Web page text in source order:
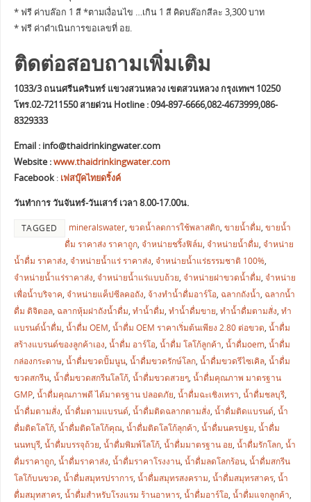
* ฟรี ค่าบล๊อก 1 สี *ตามเงื่อนไข …เกิน 1 สี คิดบล๊อกสีละ 3,300 บาท
* ฟรี ค่าดำเนินการขอเลขที่ อย.
ติดต่อสอบถามเพิ่มเติม
1033/3 ถนนศรีนครินทร์ แขวงสวนหลวง เขตสวนหลวง กรุงเทพฯ 10250
โทร.02-7211550 สายด่วน Hotline : 094-897-6666,082-4673999,086-
8329333
Email : info@thaidrinkingwater.com
Website :www.thaidrinkingwater.com
Facebook: เฟสบุ๊คไทยดริ้งค์
วันทำการ วันจันทร์-วันเสาร์ เวลา 8.00-17.00น.
TAGGED mineralswater, ขวดน้ำลดการใช้พลาสติก, ขายน้ำดื่ม, ขายน้ำ
ดื่ม ราคาส่ง ราคาถูก, จำหน่ายชริ้งฟิล์ม, จำหน่ายน้ำดื่ม, จำหน่าย
น้ำดื่ม ราคาส่ง, จำหน่ายน้ำแร่ ราคาส่ง, จำหน่ายน้ำแร่ธรรมชาติ 100%,
จำหน่ายน้ำแร่ราคาส่ง, จำหน่ายน้ำแร่แบบถ้วย, จำหน่ายฝาขวดน้ำดื่ม, จำหน่าย
เพื่อน้ำบริจาค, จำหน่ายแค็ปซีลคอถัง, จ้างทำน้ำดื่มอาร์โอ, ฉลากถังน้ำ, ฉลากน้ำ
ดื่ม ดิจิตอล, ฉลากหุ้มฝาถังน้ำดื่ม, ทำน้ำดื่ม, ทำน้ำดื่มขาย, ทำน้ำดื่มตามสั่ง, ทำ
แบรนด์น้ำดื่ม, น้ำดื่ม OEM, น้ำดื่ม OEM ราคาเริ่มต้นเพียง 2.80 ต่อขวด, น้ำดื่ม
สร้างแบรนด์ของลูกค้าเอง, น้ำดื่ม อาร์โอ, น้ำดื่ม โลโก้ลูกค้า, น้ำดื่มoem, น้ำดื่ม
กล่องกระดาษ, น้ำดื่มขวดปั้มนูน, น้ำดื่มขวดรักษ์โลก, น้ำดื่มขวดรีไซเคิล, น้ำดื่ม
ขวดสกรีน, น้ำดื่มขวดสกรีนโลโก้, น้ำดื่มขวดสวยๆ, น้ำดื่มคุณภาพ มาตรฐาน
GMP, น้ำดื่มคุณภาพดี ได้มาตรฐาน ปลอดภัย, น้ำดื่มฉะเชิงเทรา, น้ำดื่มชลบุรี,
น้ำดื่มตามสั่ง, น้ำดื่มตามแบรนด์, น้ำดื่มติดฉลากตามสั่ง, น้ำดื่มติดแบรนด์, น้ำ
ดื่มติดโลโก้, น้ำดื่มติดโลโก้คุณ, น้ำดื่มติดโลโก้ลุกค้า, น้ำดื่มนครปฐม, น้ำดื่ม
นนทบุรี, น้ำดื่มบรรจุถ้วย, น้ำดื่มพิมพ์โลโก้, น้ำดื่มมาตรฐาน อย, น้ำดื่มรักโลก, น้ำ
ดื่มราคาถูก, น้ำดื่มราคาส่ง, น้ำดื่มราคาโรงงาน, น้ำดื่มลดโลกร้อน, น้ำดื่มสกรีน
โลโก้บนขวด, น้ำดื่มสมุทรปราการ, น้ำดื่มสมุทรสงคราม, น้ำดื่มสมุทรสาคร, น้ำ
ดื่มสมุทสาคร, น้ำดื่มสำหรับโรงแรม ร้านอาหาร, น้ำดื่มอาร์โอ, น้ำดื่มแจกลูกค้า,